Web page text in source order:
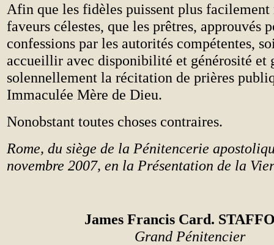
Afin que les fidèles puissent plus facilement
faveurs célestes, que les prêtres, approuvés
confessions par les autorités compétentes,
accueillir avec disponibilité et générosité et
solennellement la récitation de prières
Immaculée Mère de Dieu.
Nonobstant toutes choses contraires.
Rome, du siège de la Pénitencerie
novembre 2007, en la Présentation de la
James Francis Card.
Grand Pénitencier